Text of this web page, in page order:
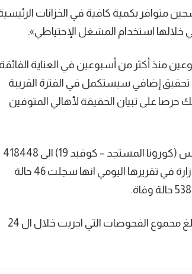
متوافر بكمية كافية في الخزانات
استخدام المشغل الإحتياطي».
منذ أكثر من أسبوعين في العناية
إضافي سيستكمل في الفترة القريبة
حرصا على تبيان الحقيقة لأهالي المتوفين
وأعلنت وزارة الصحة اللبنانية اليوم الاحد ارتفاع عدد حالات الاصابة بفيروس (كورونا المستجد – كوفيد 19) الى 418448
حالة بعد تسجيل 3086 حالة جديدة خلال ال24 ساعة الماضية. وقالت الوزارة في تقريرها اليومي انها سجلت 46 حالة
واشارت ايضا الى ارتفاع عدد حالات الشفاء الى 328706 حالة شفاء فيما بلغ مجموع الفحوصات التي اجريت خلال ال 24